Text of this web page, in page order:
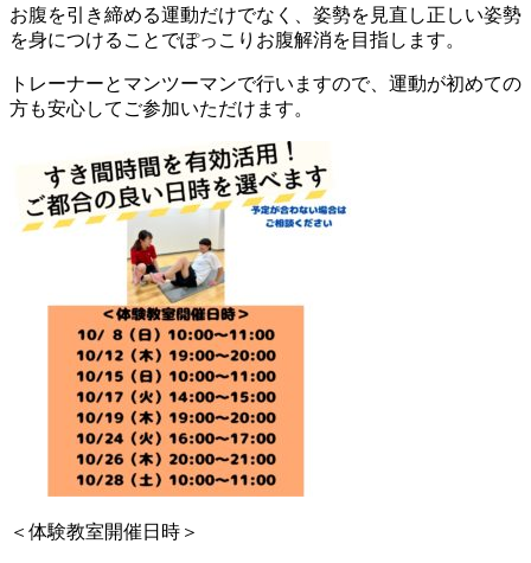
お腹を引き締める運動だけでなく、姿勢を見直し正しい姿勢
を身につけることでぽっこりお腹解消を目指します。
トレーナーとマンツーマンで行いますので、運動が初めての
方も安心してご参加いただけます。
＜体験教室開催日時＞